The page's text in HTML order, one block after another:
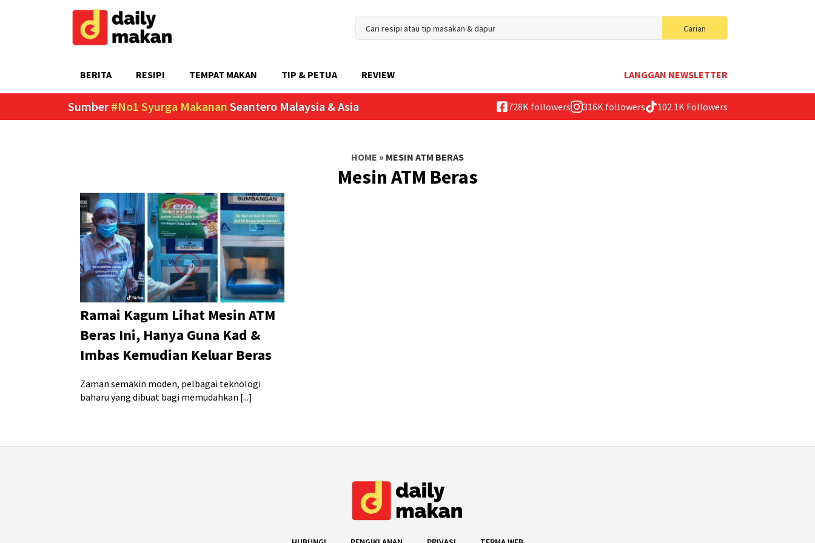
Carian
for:
BERITA RESIPI TEMPAT MAKAN TIP & PETUA REVIEW LANGGAN NEWSLETTER
Sumber #No1 Syurga Makanan Seantero Malaysia & Asia 728K followers 316K followers 102.1K Followers
HOME » MESIN ATM BERAS
Mesin ATM Beras
Ramai Kagum Lihat Mesin ATM
Beras Ini, Hanya Guna Kad &
Imbas Kemudian Keluar Beras
Zaman semakin moden, pelbagai teknologi
baharu yang dibuat bagi memudahkan [...]